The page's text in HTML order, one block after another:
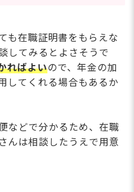
も在職証明書をもらえな
してみるとよさそうで
ればよいので、年金の加
してくれる場合もあるか
などで分かるため、在職
んは相談したうえで用意